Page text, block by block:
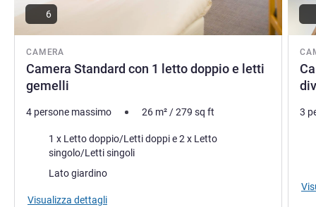
CAMERA
Camera Standard con 1 letto doppio e letti
gemelli
6
4 persone massimo 26 m²/279 sq ft
Biancheria da letto
1 x Letto doppio/Letti doppi e 2 x Letto
singolo/Letti singoli
Vista:Lato giardino
Visualizza dettagli
3